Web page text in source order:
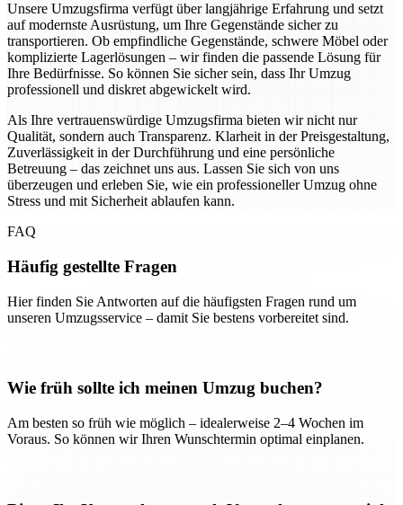
Unsere Umzugsfirma verfügt über langjährige Erfahrung und setzt
auf modernste Ausrüstung, um Ihre Gegenstände sicher zu
transportieren. Ob empfindliche Gegenstände, schwere Möbel oder
komplizierte Lagerlösungen – wir finden die passende Lösung für
Ihre Bedürfnisse. So können Sie sicher sein, dass Ihr Umzug
professionell und diskret abgewickelt wird.
Als Ihre vertrauenswürdige Umzugsfirma bieten wir nicht nur
Qualität, sondern auch Transparenz. Klarheit in der Preisgestaltung,
Zuverlässigkeit in der Durchführung und eine persönliche
Betreuung – das zeichnet uns aus. Lassen Sie sich von uns
überzeugen und erleben Sie, wie ein professioneller Umzug ohne
Stress und mit Sicherheit ablaufen kann.
FAQ
Häufig gestellte Fragen
Hier finden Sie Antworten auf die häufigsten Fragen rund um
unseren Umzugsservice – damit Sie bestens vorbereitet sind.
Wie früh sollte ich meinen Umzug buchen?
Am besten so früh wie möglich – idealerweise 2–4 Wochen im
Voraus. So können wir Ihren Wunschtermin optimal einplanen.